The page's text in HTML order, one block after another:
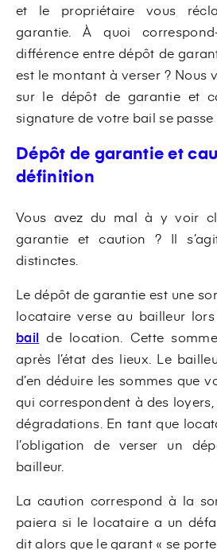
et le propriétaire vous
garantie. À quoi
différence entre dépôt de
est le montant à verser ? Nous
sur le dépôt de garantie et
signature de votre bail se passe
Dépôt de garantie et
définition
Vous avez du mal à y voir
garantie et caution ? Il
distinctes.
Le dépôt de garantie est une
locataire verse au bailleur
bail de location. Cette
après l’état des lieux. Le
d’en déduire les sommes que
qui correspondent à des
dégradations. En tant que
l’obligation de verser un
bailleur.
La caution correspond à la
paiera si le locataire a un
dit alors que le garant « se porte